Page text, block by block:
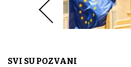
SVI SU POZVANI